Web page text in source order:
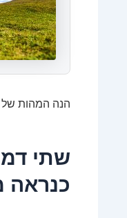
הנה המהות של
שתי
כנראה